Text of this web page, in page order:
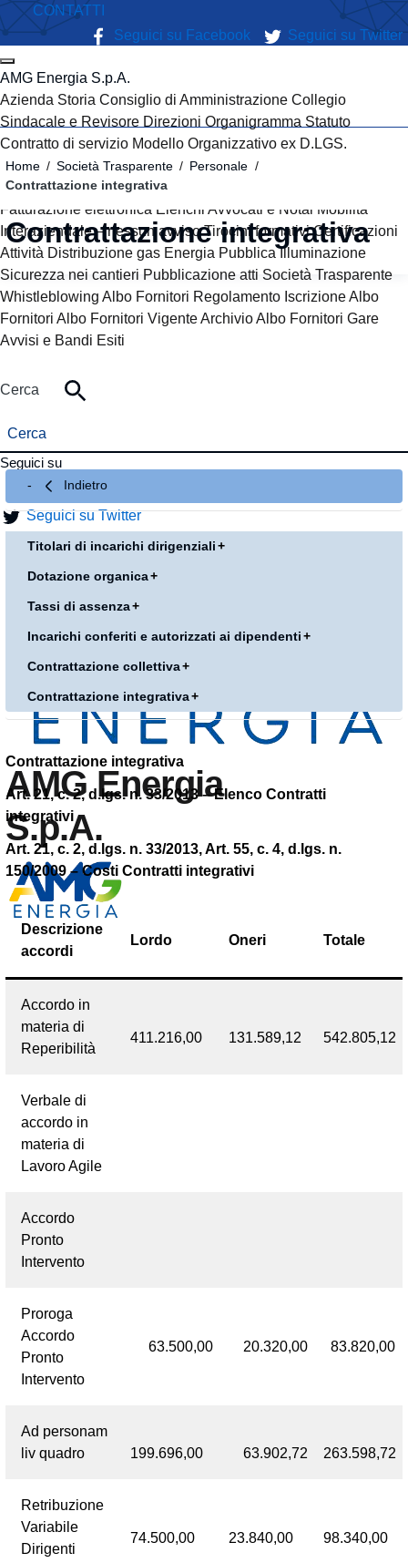
Vai ai contenuti
Vai al menu di navigazione
CONTATTI
Seguici su Facebook
Seguici su Twitter
Attiva / disattiva la navigazione
AMG Energia S.p.A.
Menu principale
Azienda Storia Consiglio di Amministrazione Collegio
Sindacale e Revisore Direzioni Organigramma Statuto
Contratto di servizio Modello Organizzativo ex D.LGS.
231/2001 Gruppo AMG Energia Bilanci Regolamenti Società
Trasparente Privacy Regolamento UE 679/2016-GDPR
Fatturazione elettronica Elenchi Avvocati e Notai Mobilità
Interaziendale – nessun avviso Tirocini formativi Certificazioni
Attività Distribuzione gas Energia Pubblica Illuminazione
Sicurezza nei cantieri Pubblicazione atti Società Trasparente
Whistleblowing Albo Fornitori Regolamento Iscrizione Albo
Fornitori Albo Fornitori Vigente Archivio Albo Fornitori Gare
Avvisi e Bandi Esiti
Cerca
Seguici su
Seguici su Facebook
Seguici su Twitter
AMG Energia
S.p.A.
Home / Società Trasparente / Personale /
Contrattazione integrativa
Contrattazione integrativa
Indietro
Titolari di incarichi dirigenziali
Dotazione organica
Tassi di assenza
Incarichi conferiti e autorizzati ai dipendenti
Contrattazione collettiva
Contrattazione integrativa
Contrattazione integrativa
Art. 21, c. 2, d.lgs. n. 33/2013 – Elenco Contratti
integrativi
Art. 21, c. 2, d.lgs. n. 33/2013, Art. 55, c. 4, d.lgs. n.
150/2009 – Costi Contratti integrativi
Descrizione
accordi
Lordo Oneri Totale
Accordo in
materia di
Reperibilità
411.216,00 131.589,12 542.805,12
Verbale di
accordo in
materia di
Lavoro Agile
Accordo
Pronto
Intervento
Proroga
Accordo
Pronto
Intervento
63.500,00 20.320,00 83.820,00
Ad personam
liv quadro
199.696,00 63.902,72 263.598,72
Retribuzione
Variabile
Dirigenti
74.500,00 23.840,00 98.340,00